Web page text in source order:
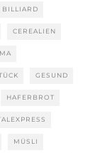
BILLIARD
CEREALIEN
GESUND
HAFERBROT
MÜSLI